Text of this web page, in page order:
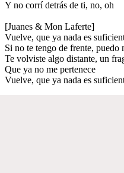
Y no corrí detrás de ti, no, oh
[Juanes & Mon Laferte]
Vuelve, que ya nada es
Si no te tengo de frente, puedo
Te volviste algo distante, un
Que ya no me pertenece
Vuelve, que ya nada es